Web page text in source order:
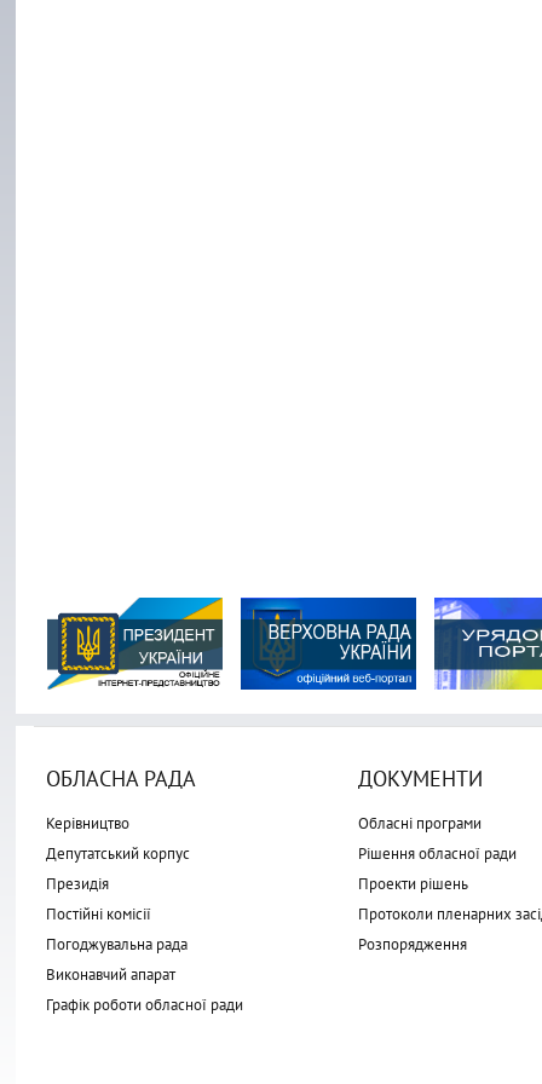
ОБЛАСНА РАДА
Керівництво
Депутатський корпус
Президія
Постійні комісії
Погоджувальна рада
Виконавчий апарат
Графік роботи обласної ради
ДОКУМЕНТИ
Обласні програми
Рішення обласної ради
Проекти рішень
Протоколи пленарних
Розпорядження